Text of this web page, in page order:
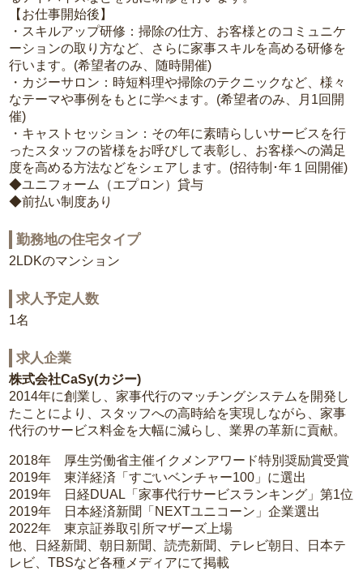
【お仕事開始後】
・スキルアップ研修：掃除の仕方、お客様とのコミュニケ
ーションの取り方など、さらに家事スキルを高める研修を
行います。(希望者のみ、随時開催)
・カジーサロン：時短料理や掃除のテクニックなど、様々
なテーマや事例をもとに学べます。(希望者のみ、月1回開
催)
・キャストセッション：その年に素晴らしいサービスを行
ったスタッフの皆様をお呼びして表彰し、お客様への満足
度を高める方法などをシェアします。(招待制･年１回開催)
◆ユニフォーム（エプロン）貸与
◆前払い制度あり
勤務地の住宅タイプ
2LDKのマンション
求人予定人数
1名
求人企業
株式会社CaSy(カジー)
2014年に創業し、家事代行のマッチングシステムを開発し
たことにより、スタッフへの高時給を実現しながら、家事
代行のサービス料金を大幅に減らし、業界の革新に貢献。
2018年 厚生労働省主催イクメンアワード特別奨励賞受賞
2019年 東洋経済「すごいベンチャー100」に選出
2019年 日経DUAL「家事代行サービスランキング」第1位
2019年 日本経済新聞「NEXTユニコーン」企業選出
2022年 東京証券取引所マザーズ上場
他、日経新聞、朝日新聞、読売新聞、テレビ朝日、日本テ
レビ、TBSなど各種メディアにて掲載